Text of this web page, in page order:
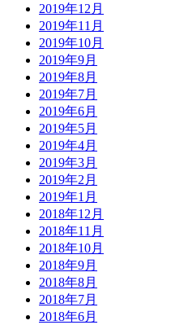
2019年12月
2019年11月
2019年10月
2019年9月
2019年8月
2019年7月
2019年6月
2019年5月
2019年4月
2019年3月
2019年2月
2019年1月
2018年12月
2018年11月
2018年10月
2018年9月
2018年8月
2018年7月
2018年6月